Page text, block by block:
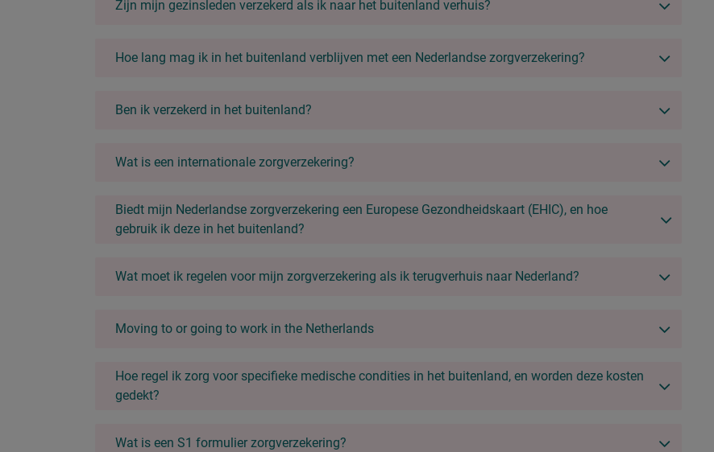
Zijn mijn gezinsleden verzekerd als ik naar het buitenland verhuis?
Hoe lang mag ik in het buitenland verblijven met een Nederlandse zorgverzekering?
Ben ik verzekerd in het buitenland?
Wat is een internationale zorgverzekering?
Biedt mijn Nederlandse zorgverzekering een Europese Gezondheidskaart (EHIC), en hoe
gebruik ik deze in het buitenland?
Wat moet ik regelen voor mijn zorgverzekering als ik terugverhuis naar Nederland?
Moving to or going to work in the Netherlands
Hoe regel ik zorg voor specifieke medische condities in het buitenland, en worden deze kosten
gedekt?
Wat is een S1 formulier zorgverzekering?